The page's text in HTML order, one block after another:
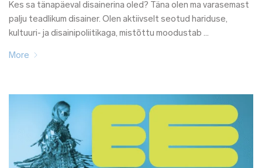
Kes sa tänapäeval disainerina oled? Täna olen ma varasemast
palju teadlikum disainer. Olen aktiivselt seotud hariduse,
kultuuri- ja disainipoliitikaga, mistõttu moodustab …
More